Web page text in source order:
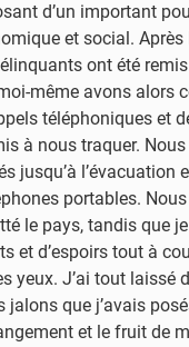
d’un important
et social. Après
ont été
même avons alors
téléphoniques et
à nous traquer.
jusqu’à l’évacuation
portables.
le pays, tandis que
et d’espoirs tout à
yeux. J’ai tout laissé
jalons que j’avais
et le fruit de